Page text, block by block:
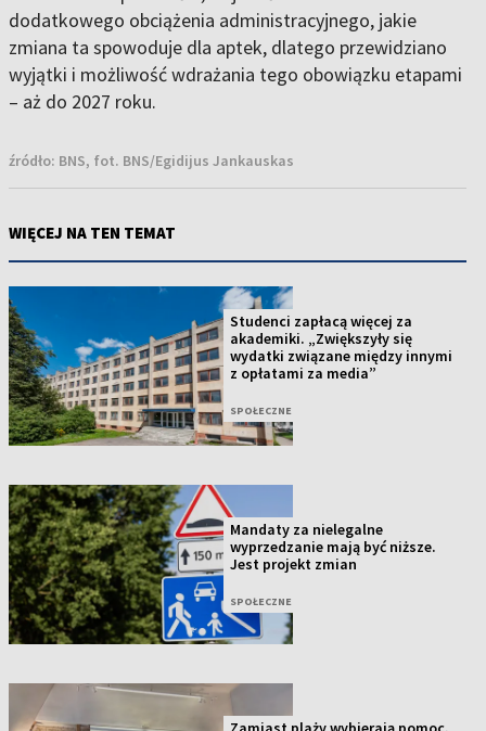
dodatkowego obciążenia administracyjnego, jakie
zmiana ta spowoduje dla aptek, dlatego przewidziano
wyjątki i możliwość wdrażania tego obowiązku etapami
– aż do 2027 roku.
źródło: BNS, fot. BNS/Egidijus Jankauskas
WIĘCEJ NA TEN TEMAT
Studenci zapłacą więcej za
akademiki. „Zwiększyły się
wydatki związane między innymi
z opłatami za media”
SPOŁECZNE
Mandaty za nielegalne
wyprzedzanie mają być niższe.
Jest projekt zmian
SPOŁECZNE